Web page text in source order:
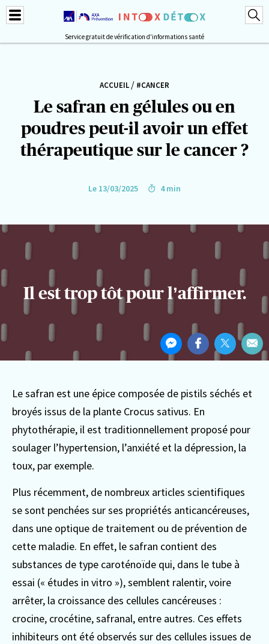
Service gratuit de vérification d'informations santé
ACCUEIL / #CANCER
Le safran en gélules ou en
poudres peut-il avoir un effet
thérapeutique sur le cancer ?
Le 13/03/2025 4 min
Il est trop tôt pour l’affirmer.
Partager
cetPartager
sur
Partager
sur
Partager
sur Par
Le safran est une épice composée de pistils séchés et
broyés issus de la plante Crocus sativus. En
phytothérapie, il est traditionnellement proposé pour
soulager l’hypertension, l’anxiété et la dépression, la
toux, par exemple.
Plus récemment, de nombreux articles scientifiques
se sont penchées sur ses propriétés anticancéreuses,
dans une optique de traitement ou de prévention de
cette maladie. En effet, le safran contient des
substances de type caroténoïde qui, dans le tube à
essai (« études in vitro »), semblent ralentir, voire
arrêter, la croissance des cellules cancéreuses :
crocine, crocétine, safranal, entre autres. Ces effets
inhibiteurs ont été observés sur des cellules issues de